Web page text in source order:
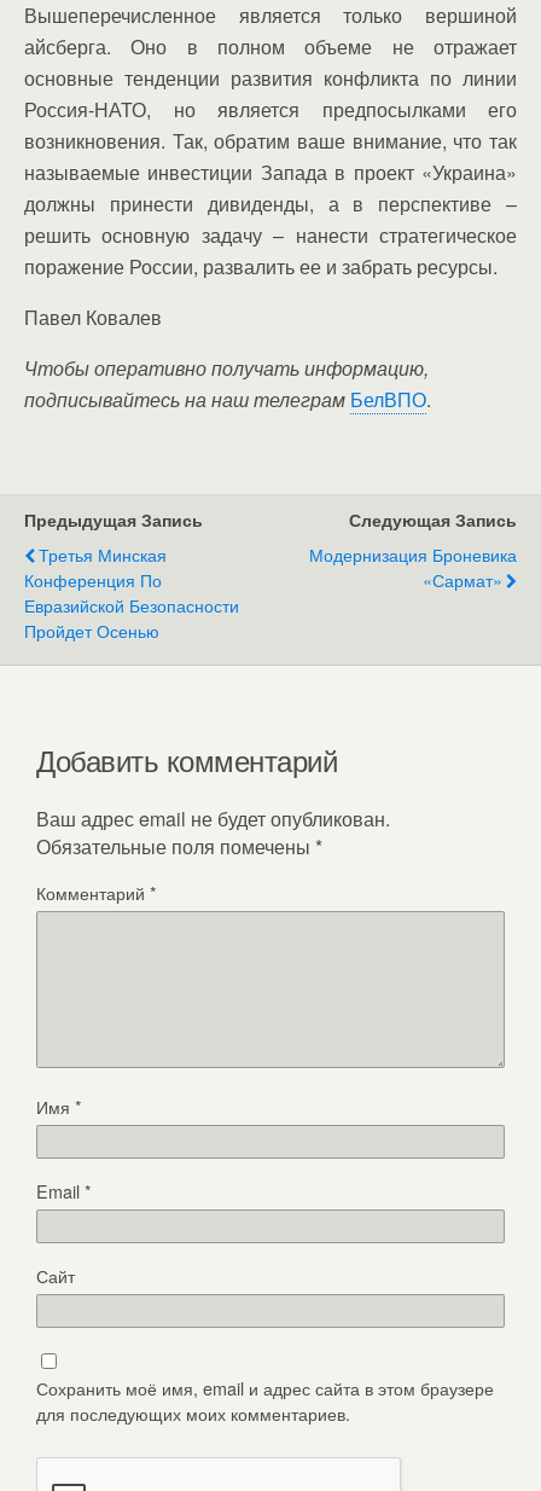
Вышеперечисленное является только вершиной
айсберга. Оно в полном объеме не отражает
основные тенденции развития конфликта по линии
Россия-НАТО, но является предпосылками его
возникновения. Так, обратим ваше внимание, что так
называемые инвестиции Запада в проект «Украина»
должны принести дивиденды, а в перспективе –
решить основную задачу – нанести стратегическое
поражение России, развалить ее и забрать ресурсы.
Павел Ковалев
Чтобы оперативно получать информацию,
подписывайтесь на наш телеграм БелВПО.
Предыдущая Запись
Третья Минская
Конференция По
Евразийской Безопасности
Пройдет Осенью
Следующая Запись
Модернизация Броневика
«Сармат»
Добавить комментарий
Ваш адрес email не будет опубликован.
Обязательные поля помечены *
Комментарий *
Имя *
Email*
Сайт
Сохранить моё имя, email и адрес сайта в этом браузере
для последующих моих комментариев.